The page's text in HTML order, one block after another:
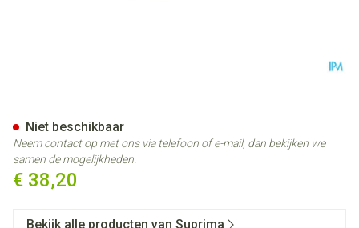
€ 38,20
Niet beschikbaar
Neem contact op met ons via telefoon of e-mail, dan bekijken we
samen de mogelijkheden.
Bekijk alle producten van Suprima